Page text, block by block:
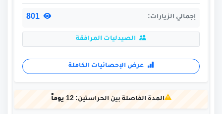
إجمالي الزيارات:
الصيدليات المرافقة
عرض الإحصائيات الكاملة
المدة الفاصلة بين الحراستين:12 يوماً